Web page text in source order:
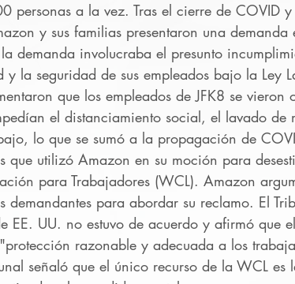
personas a la vez. Tras el cierre de COVID
y sus familias presentaron una
demanda involucraba el presunto
y la seguridad de sus empleados bajo la Ley
que los empleados de JFK8 se
el distanciamiento social, el lavado de
lo que se sumó a la propagación de
que utilizó Amazon en su moción para
para Trabajadores (WCL). Amazon
demandantes para abordar su reclamo. El
EE. UU. no estuvo de acuerdo y afirmó que
razonable y adecuada a los
señaló que el único recurso de la WCL es